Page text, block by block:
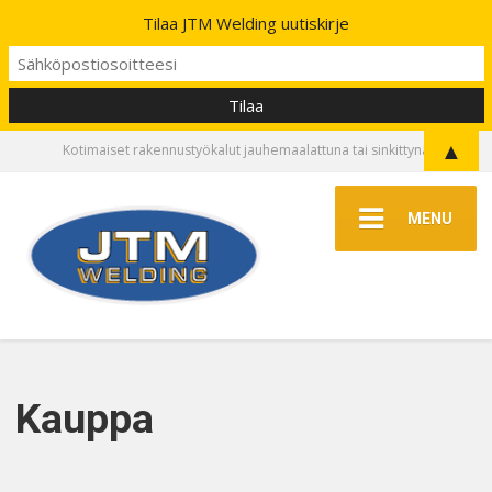
Kotimaiset rakennustyökalut jauhemaalattuna tai sinkittynä
MENU
Kauppa
Tilaa JTM Welding uutiskirje
▲